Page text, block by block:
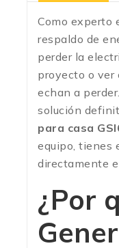
Como experto
respaldo de
perder la
proyecto o ver
echan a
solución
para casa
equipo, tienes
directamente
¿Por